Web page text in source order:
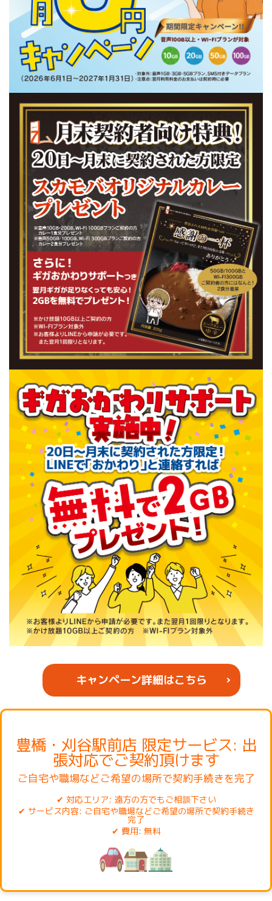
キャンペーン詳細はこちら
豊橋・刈谷駅前店 限定サービス: 出
張対応でご契約頂けます
ご自宅や職場などご希望の場所で契約手続きを完了
対応エリア: 遠方の方でもご相談下さい
サービス内容: ご自宅や職場などご希望の場所で契約手続き
完了
費用: 無料